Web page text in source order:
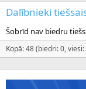
Dalībnieki
Šobrīd nav biedru
Kopā: 48 (biedri: 0, viesi: